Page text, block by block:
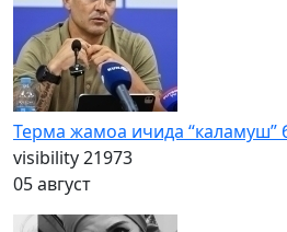
Терма жамоа ичида “каламуш”
visibility21973
05 август